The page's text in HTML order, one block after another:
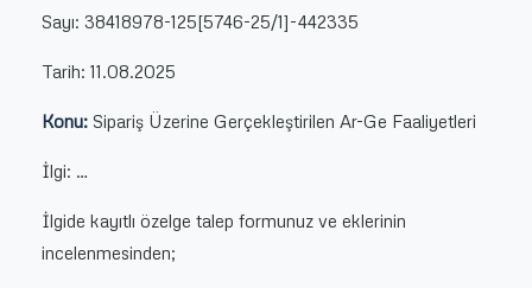
Sayı: 38418978-125[5746-25/1]-442335
Tarih: 11.08.2025
Konu: Sipariş Üzerine Gerçekleştirilen Ar-Ge Faaliyetleri
İlgi: …
İlgide kayıtlı özelge talep formunuz ve eklerinin
incelenmesinden;